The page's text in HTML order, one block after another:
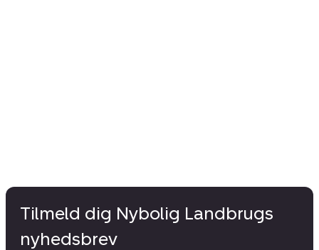
Tilmeld dig Nybolig Landbrugs
nyhedsbrev